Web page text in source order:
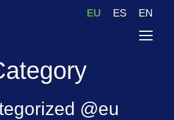
EU ES EN
@eu